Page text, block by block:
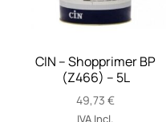
CIN – Shopprimer BP
(Z466) – 5L
49,73€
IVA Incl.